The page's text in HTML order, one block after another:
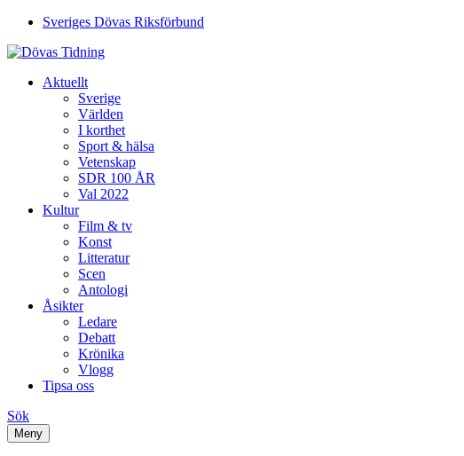
Sveriges Dövas Riksförbund
Aktuellt
Sverige
Världen
I korthet
Sport & hälsa
Vetenskap
SDR 100 ÅR
Val 2022
Kultur
Film & tv
Konst
Litteratur
Scen
Antologi
Åsikter
Ledare
Debatt
Krönika
Vlogg
Tipsa oss
Sök
Meny